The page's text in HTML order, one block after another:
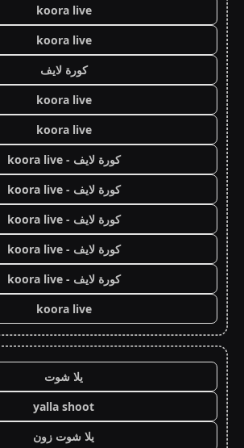
koora live
koora live
كورة لايف
koora live
koora live
كورة لايف - koora live
كورة لايف - koora live
كورة لايف - koora live
كورة لايف - koora live
كورة لايف - koora live
koora live
يلا شوت
yalla shoot
يلا شوت زون